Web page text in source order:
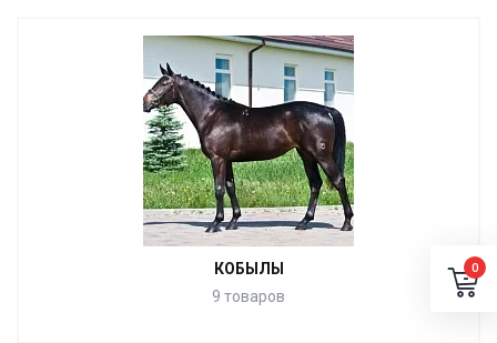
КОБЫЛЫ
9 товаров
0